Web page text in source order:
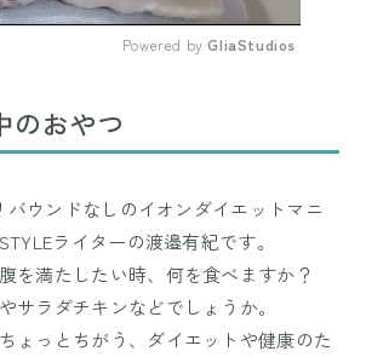
Powered by GliaStudios
のおやつ
バウンドなしのイオンダイエットマニ
ライターの渡邉有紀です。
を満たしたい時、何を食べますか？
サラダチキンなどでしょうか。
ょっとちがう、ダイエットや健康のた